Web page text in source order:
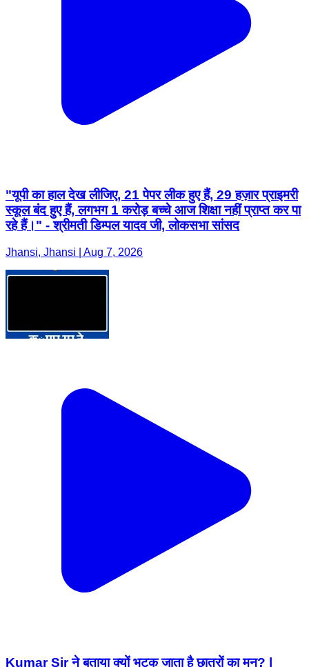
"यूपी का हाल देख लीजिए, 21 पेपर लीक हुए हैं, 29 हज़ार प्राइमरी
स्कूल बंद हुए हैं, लगभग 1 करोड़ बच्चे आज शिक्षा नहीं प्राप्त कर पा
रहे हैं।" - श्रीमती डिम्पल यादव जी, लोकसभा सांसद
Jhansi, Jhansi | Aug 7, 2026
Kumar Sir ने बताया क्यों भटक जाता है छात्रों का मन? |